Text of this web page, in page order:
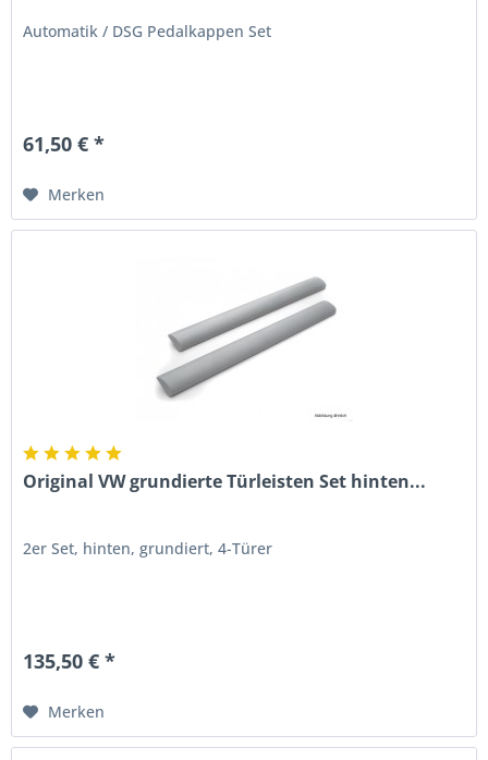
Automatik / DSG Pedalkappen Set
61,50 € *
Merken
Original VW grundierte Türleisten Set hinten...
2er Set, hinten, grundiert, 4-Türer
135,50 € *
Merken